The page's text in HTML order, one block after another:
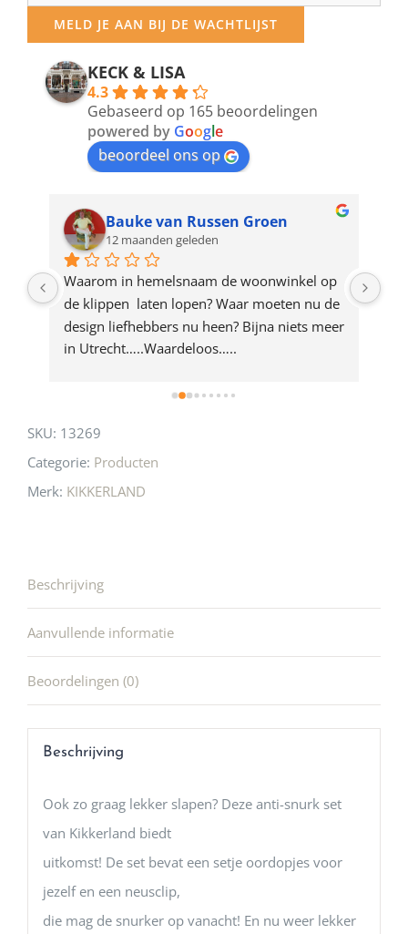
your
email
address
product
MELD JE AAN BIJ DE WACHTLIJST
KECK & LISA
4.3
Gebaseerd op 165 beoordelingen
powered by Google
beoordeel ons op
Bauke van Russen Groen
12 maanden geleden
Waarom in hemelsnaam de woonwinkel op
de klippen  laten lopen? Waar moeten nu de
design liefhebbers nu heen? Bijna niets meer
in Utrecht…..Waardeloos…..
SKU: 13269
Categorie: Producten
Merk: KIKKERLAND
Beschrijving
Aanvullende informatie
Beoordelingen (0)
Beschrijving
Ook zo graag lekker slapen? Deze anti-snurk set
van Kikkerland biedt
uitkomst! De set bevat een setje oordopjes voor
jezelf en een neusclip,
die mag de snurker op vanacht! En nu weer lekker